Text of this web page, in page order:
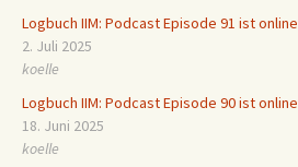
Logbuch IIM: Podcast Episode 91 ist online
2. Juli 2025
koelle
Logbuch IIM: Podcast Episode 90 ist online
18. Juni 2025
koelle